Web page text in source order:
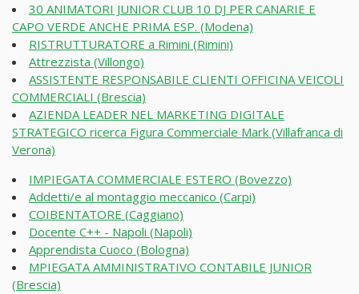
30 ANIMATORI JUNIOR CLUB 10 DJ PER CANARIE E
CAPO VERDE ANCHE PRIMA ESP. (Modena)
RISTRUTTURATORE a Rimini (Rimini)
Attrezzista (Villongo)
ASSISTENTE RESPONSABILE CLIENTI OFFICINA VEICOLI
COMMERCIALI (Brescia)
AZIENDA LEADER NEL MARKETING DIGITALE
STRATEGICO ricerca Figura Commerciale Mark (Villafranca di
Verona)
IMPIEGATA COMMERCIALE ESTERO (Bovezzo)
Addetti/e al montaggio meccanico (Carpi)
COIBENTATORE (Caggiano)
Docente C++ - Napoli (Napoli)
Apprendista Cuoco (Bologna)
MPIEGATA AMMINISTRATIVO CONTABILE JUNIOR
(Brescia)